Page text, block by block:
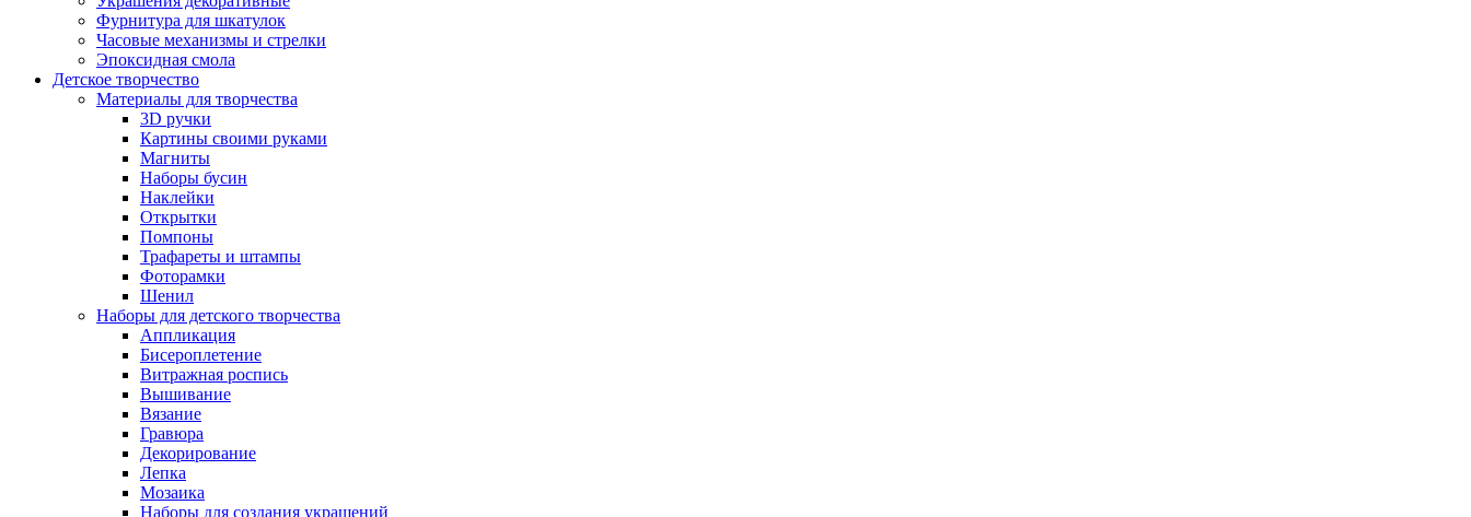
Фурнитура для шкатулок
Часовые механизмы и стрелки
Эпоксидная смола
Детское творчество
Материалы для творчества
3D ручки
Картины своими руками
Магниты
Наборы бусин
Наклейки
Открытки
Помпоны
Трафареты и штампы
Фоторамки
Шенил
Наборы для детского творчества
Аппликация
Бисероплетение
Витражная роспись
Вышивание
Вязание
Гравюра
Декорирование
Лепка
Мозаика
Наборы для создания украшений